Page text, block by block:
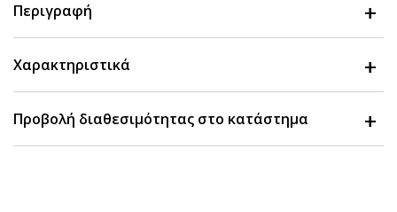
Περιγραφή
Χαρακτηριστικά
Προβολή διαθεσιμότητας στο κατάστημα